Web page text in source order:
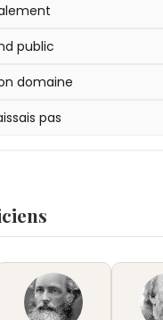
public
domaine
pas